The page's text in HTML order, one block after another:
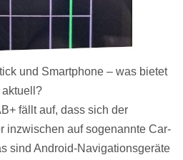
und Smartphone – was bietet
aktuell?
fällt auf, dass sich der
inzwischen auf sogenannte Car-
sind Android-Navigationsgeräte